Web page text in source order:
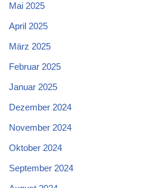
Mai 2025
April 2025
März 2025
Februar 2025
Januar 2025
Dezember 2024
November 2024
Oktober 2024
September 2024